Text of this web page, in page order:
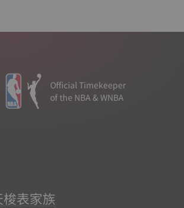
Official Timekeeper
of the NBA & WNBA
表家族